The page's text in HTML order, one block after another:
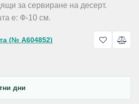
за сервиране на десерт.
е: Ф-10 см.
(№ A604852)
дни